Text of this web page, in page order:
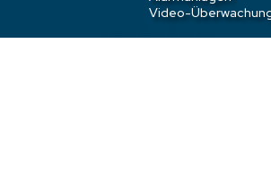
Vogelsang AG: Bewohner